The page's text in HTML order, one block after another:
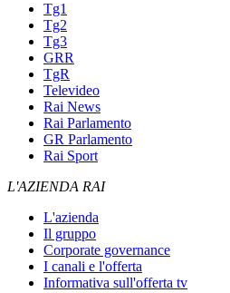
Tg1
Tg2
Tg3
GRR
TgR
Televideo
Rai News
Rai Parlamento
GR Parlamento
Rai Sport
L'AZIENDA RAI
L'azienda
Il gruppo
Corporate governance
I canali e l'offerta
Informativa sull'offerta tv